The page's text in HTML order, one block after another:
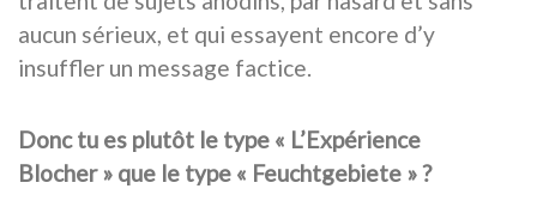
aucun sérieux, et qui essayent encore d’y
insuffler un message factice.
Donc tu es plutôt le type « L’Expérience
Blocher » que le type « Feuchtgebiete » ?